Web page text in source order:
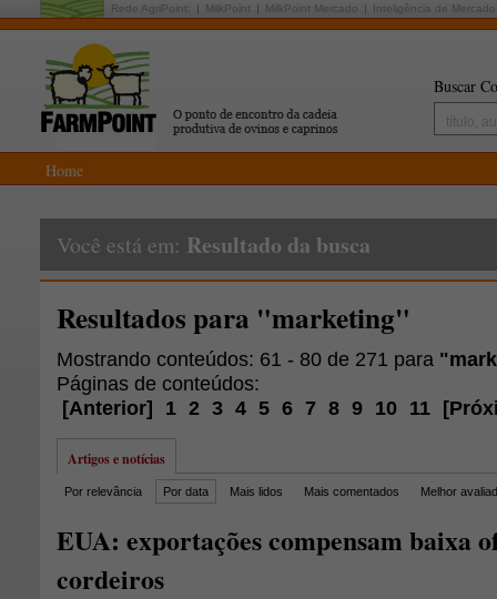
Rede AgriPoint: MilkPoint MilkPoint Mercado Inteligência de Mercado
Buscar
Home
Você está em: Resultado da busca
Resultados para "marketing"
Mostrando conteúdos: 61 - 80 de 271 para
Páginas de conteúdos:
[Anterior] 1 2 3 4 5 6 7 8 9 10 11 [
Artigos e notícias
Por relevância Por data Mais lidos Mais comentados Melhor
EUA: exportações compensam baixa
cordeiros